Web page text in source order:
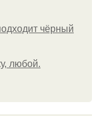
чёрный
любой.